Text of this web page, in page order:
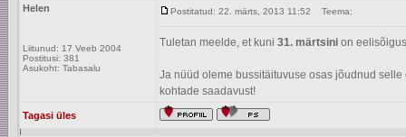
Helen
Liitunud: 17 Veeb 2004
Postitusi: 381
Asukoht: Tabasalu
Postitatud: 22. märts, 2013 11:52 Teema:
Tuletan meelde, et kuni 31. märtsini on
Ja nüüd oleme bussitäituvuse osas jõudnud
kohtade saadavust!
Tagasi üles